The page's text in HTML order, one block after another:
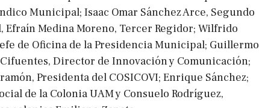
Municipal; Isaac Omar Sánchez Arce, Segundo
Efraín Medina Moreno, Tercer Regidor; Wilfrido
de Oficina de la Presidencia Municipal; Guillermo
Director de Innovación y Comunicación;
Presidenta del COSICOVI; Enrique Sánchez;
de la Colonia UAM y Consuelo Rodríguez,